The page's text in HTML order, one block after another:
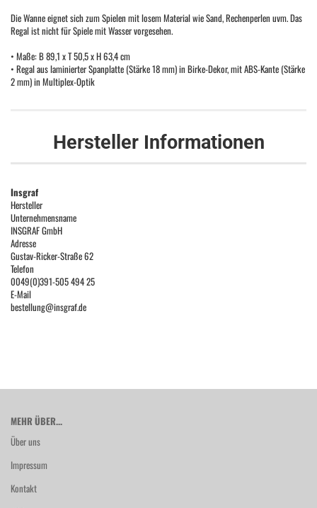
Die Wanne eignet sich zum Spielen mit losem Material wie Sand, Rechenperlen uvm. Das
Regal ist nicht für Spiele mit Wasser vorgesehen.
• Maße: B 89,1 x T 50,5 x H 63,4 cm
• Regal aus laminierter Spanplatte (Stärke 18 mm) in Birke-Dekor, mit ABS-Kante (Stärke
2 mm) in Multiplex-Optik
Hersteller Informationen
Insgraf
Hersteller
Unternehmensname
INSGRAF GmbH
Adresse
Gustav-Ricker-Straße 62
Telefon
0049(0)391-505 494 25
E-Mail
bestellung@insgraf.de
MEHR ÜBER...
Über uns
Impressum
Kontakt